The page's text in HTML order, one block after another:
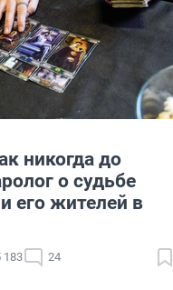
никогда до
о судьбе
его жителей в
183 24